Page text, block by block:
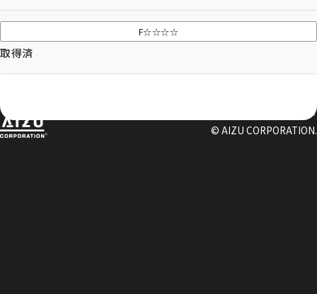
F☆☆☆☆
取得済
東京都世田谷区新町3-23-2兵庫県尼崎市名神町1丁目14-23
アハトハイク名神町イースト 03号室
プライバシーポリシー
© AIZU CORPORATION.